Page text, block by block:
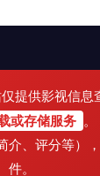
提供影视信息
或存储服务 。
介、评分等）
件。